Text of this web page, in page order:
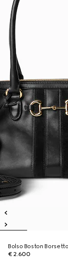
Bolso Boston
€ 2.600